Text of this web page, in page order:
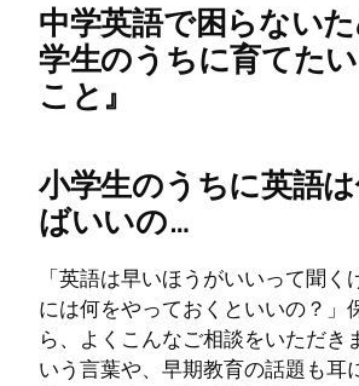
中学英語で困らない
学生のうちに育てた
こと』
小学生のうちに英語
ばいいの…
「英語は早いほうがいいって聞く
には何をやっておくといいの？」
ら、よくこんなご相談をいただき
いう言葉や、早期教育の話題も耳